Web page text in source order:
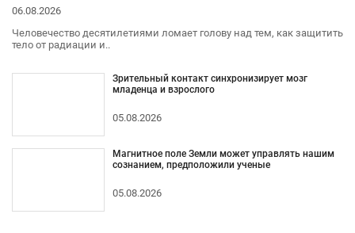
06.08.2026
Человечество десятилетиями ломает голову над тем, как защитить
тело от радиации и..
Зрительный контакт синхронизирует мозг
младенца и взрослого
05.08.2026
Магнитное поле Земли может управлять нашим
сознанием, предположили ученые
05.08.2026